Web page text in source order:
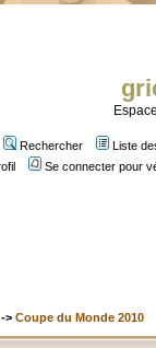
Rechercher Liste
Se connecter pour
-> Coupe du Monde 2010